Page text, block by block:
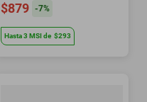
$879 -7%
Hasta3 MSI de $293